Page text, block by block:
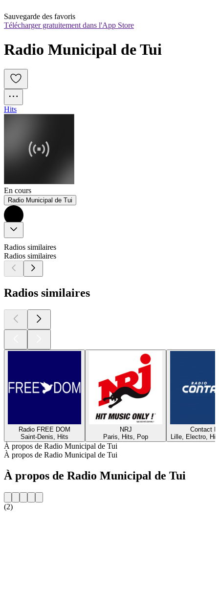
Sauvegarde des favoris
Télécharger gratuitement dans l'App Store
Radio Municipal de Tui
Hits
En cours
Radio Municipal de Tui
Radios similaires
Radios similaires
Radios similaires
Radio FREE DOM
Saint-Denis, Hits
NRJ
Paris, Hits, Pop
Contact
Lille, Electro,
À propos de Radio Municipal de Tui
À propos de Radio Municipal de Tui
À propos de Radio Municipal de Tui
(2)